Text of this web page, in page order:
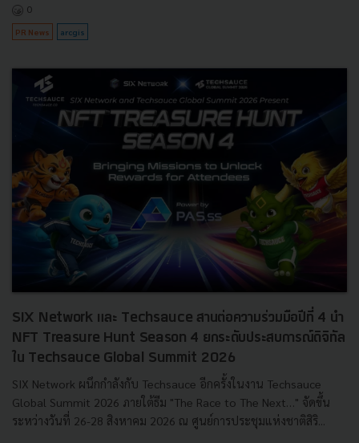
0
PR News arcgis
SIX Network และ Techsauce สานต่อความร่วมมือปีที่ 4 นำ
NFT Treasure Hunt Season 4 ยกระดับประสบการณ์ดิจิทัล
ใน Techsauce Global Summit 2026
SIX Network ผนึกกำลังกับ Techsauce อีกครั้งในงาน Techsauce
Global Summit 2026 ภายใต้ธีม "The Race to The Next…" จัดขึ้น
ระหว่างวันที่ 26-28 สิงหาคม 2026 ณ ศูนย์การประชุมแห่งชาติสิริ...